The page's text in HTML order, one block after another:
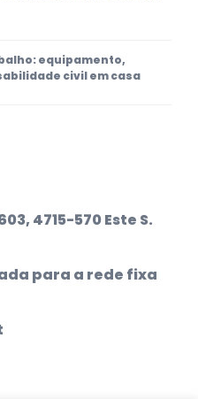
equipamento,
civil em casa
4715-570 Este S.
para a rede fixa